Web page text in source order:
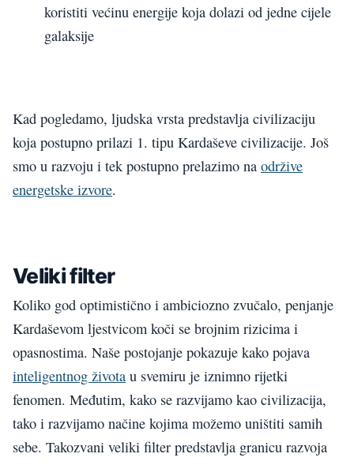
koristiti većinu energije koja dolazi od jedne cijele
galaksije
Kad pogledamo, ljudska vrsta predstavlja civilizaciju
koja postupno prilazi 1. tipu Kardaševe civilizacije. Još
smo u razvoju i tek postupno prelazimo na održive
energetske izvore.
Veliki filter
Koliko god optimistično i ambiciozno zvučalo, penjanje
Kardaševom ljestvicom koči se brojnim rizicima i
opasnostima. Naše postojanje pokazuje kako pojava
inteligentnog života u svemiru je iznimno rijetki
fenomen. Međutim, kako se razvijamo kao civilizacija,
tako i razvijamo načine kojima možemo uništiti samih
sebe. Takozvani veliki filter predstavlja granicu razvoja